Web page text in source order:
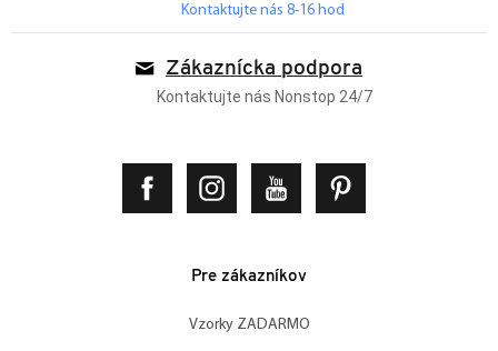
Kontaktujte nás 8-16 hod
Zákaznícka podpora
Kontaktujte nás Nonstop 24/7
Pre zákazníkov
Vzorky ZADARMO